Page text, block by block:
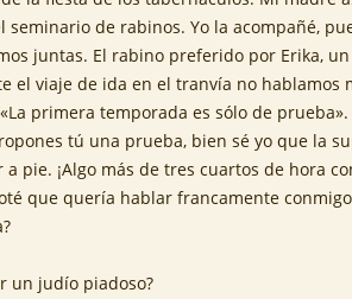
seminario de rabinos. Yo la acompañé,
juntas. El rabino preferido por Erika,
el viaje de ida en el tranvía no hablamos
primera temporada es sólo de prueba».
tú una prueba, bien sé yo que la
pie. ¡Algo más de tres cuartos de hora
que quería hablar francamente
un judío piadoso?